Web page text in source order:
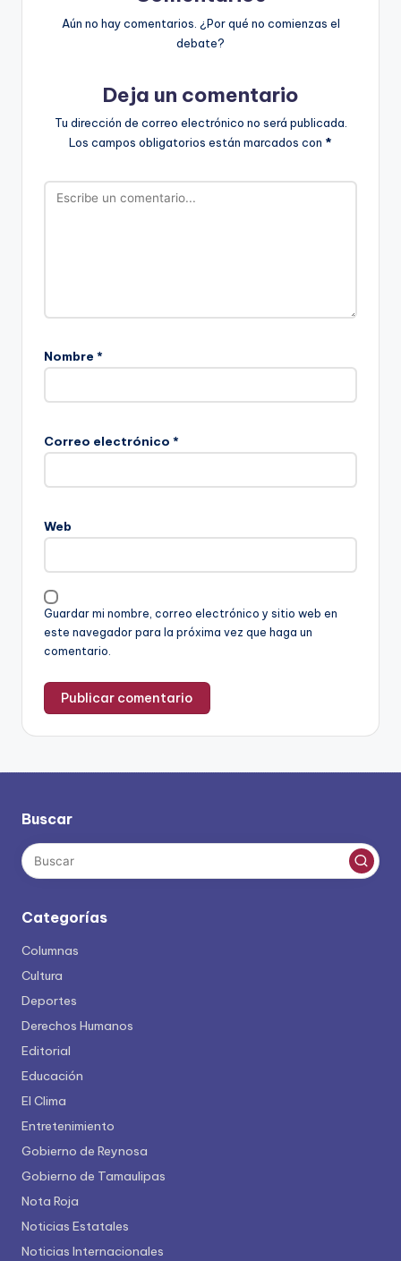
Aún no hay comentarios. ¿Por qué no comienzas el
debate?
Deja un comentario
Tu dirección de correo electrónico no será publicada.
Los campos obligatorios están marcados con *
Nombre *
Correo electrónico *
Web
Guardar mi nombre, correo electrónico y sitio web en
este navegador para la próxima vez que haga un
comentario.
Buscar
Categorías
Columnas
Cultura
Deportes
Derechos Humanos
Editorial
Educación
El Clima
Entretenimiento
Gobierno de Reynosa
Gobierno de Tamaulipas
Nota Roja
Noticias Estatales
Noticias Internacionales